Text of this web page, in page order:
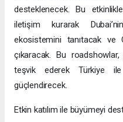
desteklenecek. Bu
iletişim kurarak
ekosistemini tanıtacak ve
çıkaracak. Bu
teşvik ederek Türkiye
güçlendirecek.
Etkin katılım ile büyümeyi